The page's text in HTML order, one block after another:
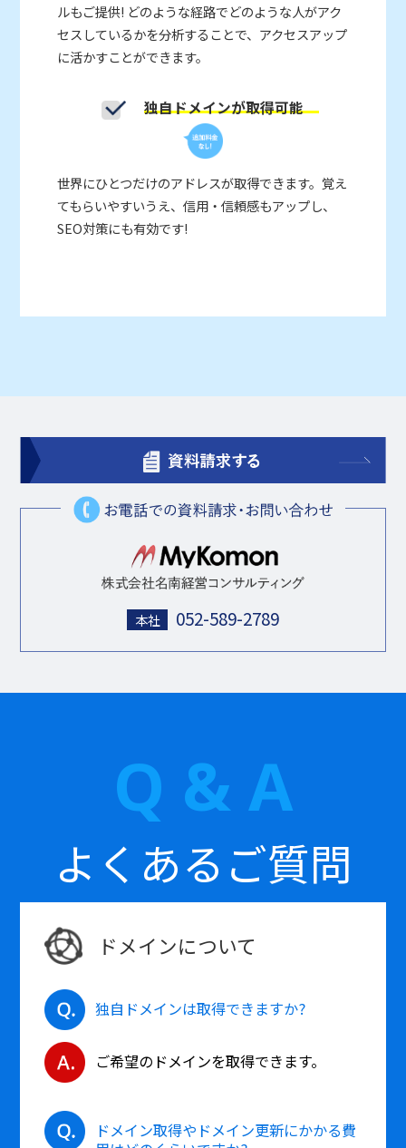
ルもご提供! どのような経路でどのような人がアク
セスしているかを分析することで、アクセスアップ
に活かすことができます。
独自ドメインが取得可能
世界にひとつだけのアドレスが取得できます。覚え
てもらいやすいうえ、信用・信頼感もアップし、
SEO対策にも有効です!
本社 052-589-2789
Q & A
よくあるご質問
ドメインについて
独自ドメインは取得できますか?
ご希望のドメインを取得できます。
ドメイン取得やドメイン更新にかかる費